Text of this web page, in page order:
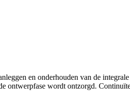
en onderhouden van de
ontwerpfase wordt ontzorgd.